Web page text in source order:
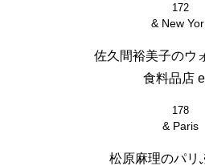
172
& New
佐久間裕美子のウ
食料品店
178
& Paris
松原麻理のパリ